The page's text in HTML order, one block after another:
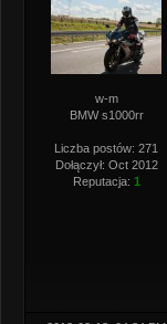
w-m
BMW s1000rr
Liczba postów: 271
Dołączył: Oct 2012
Reputacja: 1